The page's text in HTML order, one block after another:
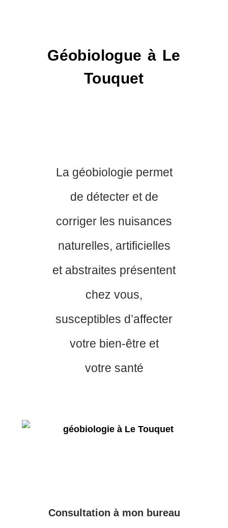
Géobiologue à Le
Touquet
La géobiologie permet
de détecter et de
corriger les nuisances
naturelles, artificielles
et abstraites présentent
chez vous,
susceptibles d’affecter
votre bien-être et
votre santé
Consultation à mon bureau